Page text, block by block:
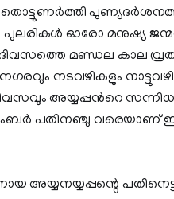
പുലരികള്‍ ഓരോ മനുഷ്യ
മണ്ഡല കാല
നടവഴികളും
അയ്യപ്പന്‍റെ
പതിനഞ്ചു
പതിനെട്ടാം